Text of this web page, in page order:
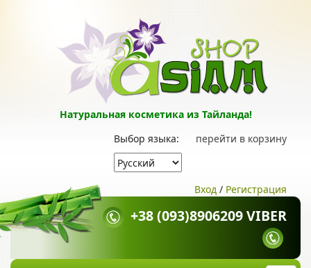
Натуральная косметика из Тайланда!
перейти в корзину
Выбор языка:
Вход / Регистрация
+38 (093)8906209 VIBER